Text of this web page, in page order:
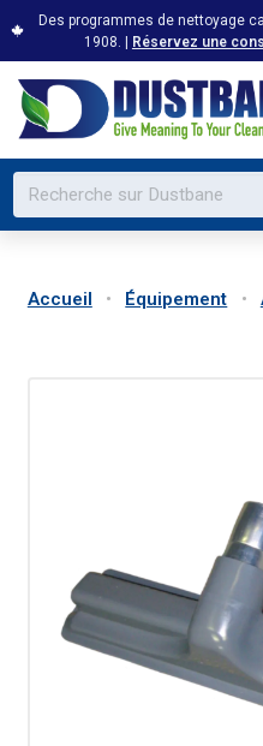
Des programmes de nettoyage
1908. | Réservez une
Accueil Équipement